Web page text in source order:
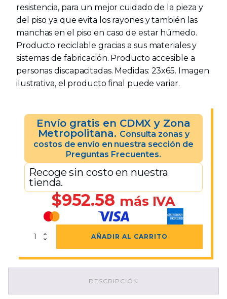
resistencia, para un mejor cuidado de la pieza y
del piso ya que evita los rayones y también las
manchas en el piso en caso de estar húmedo.
Producto reciclable gracias a sus materiales y
sistemas de fabricación. Producto accesible a
personas discapacitadas. Medidas: 23x65. Imagen
ilustrativa, el producto final puede variar.
Envío gratis en CDMX y Zona
Metropolitana. Consulta zonas y
costos de envío en nuestra sección de
Preguntas Frecuentes.
Recoge sin costo en nuestra
tienda.
$952.58 más IVA
Cenicero
AÑADIR AL CARRITO
DESCRIPCIÓN